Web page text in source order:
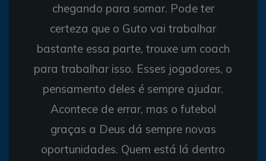
chegando para somar. Pode ter
certeza que o Guto vai trabalhar
bastante essa parte, trouxe um coach
para trabalhar isso. Esses jogadores, o
pensamento deles é sempre ajudar.
Acontece de errar, mas o futebol
graças a Deus dá sempre novas
oportunidades. Quem está lá dentro